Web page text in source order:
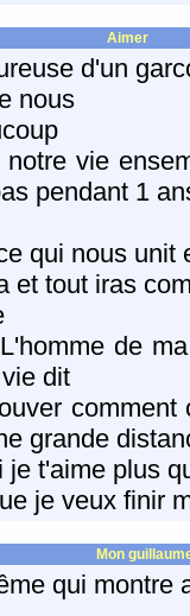
Aimer
d'un
nous
vie
pendant 1
qui nous unit
et tout iras
de
dit
grande
je t'aime plus
je veux finir
Mon
qui montre